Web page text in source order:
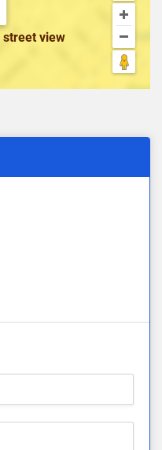
street view